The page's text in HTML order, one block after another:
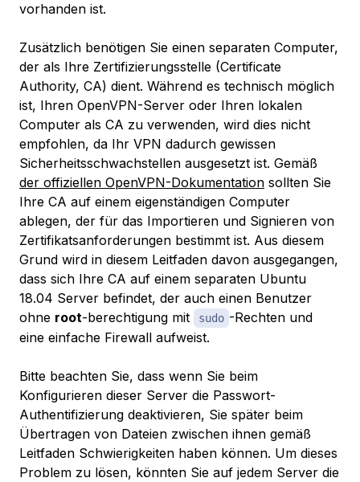
vorhanden ist.
Zusätzlich benötigen Sie einen separaten Computer,
der als Ihre Zertifizierungsstelle (Certificate
Authority, CA) dient. Während es technisch möglich
ist, Ihren OpenVPN-Server oder Ihren lokalen
Computer als CA zu verwenden, wird dies nicht
empfohlen, da Ihr VPN dadurch gewissen
Sicherheitsschwachstellen ausgesetzt ist. Gemäß
der offiziellen OpenVPN-Dokumentation sollten Sie
Ihre CA auf einem eigenständigen Computer
ablegen, der für das Importieren und Signieren von
Zertifikatsanforderungen bestimmt ist. Aus diesem
Grund wird in diesem Leitfaden davon ausgegangen,
dass sich Ihre CA auf einem separaten Ubuntu
18.04 Server befindet, der auch einen Benutzer
ohne root-berechtigung mit sudo -Rechten und
eine einfache Firewall aufweist.
Bitte beachten Sie, dass wenn Sie beim
Konfigurieren dieser Server die Passwort-
Authentifizierung deaktivieren, Sie später beim
Übertragen von Dateien zwischen ihnen gemäß
Leitfaden Schwierigkeiten haben können. Um dieses
Problem zu lösen, könnten Sie auf jedem Server die